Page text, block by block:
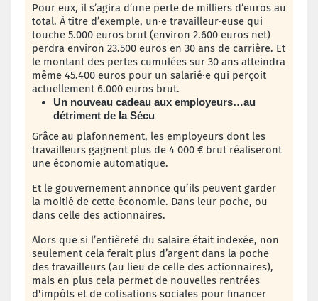
Pour eux, il s’agira d’une perte de milliers d’euros au
total. À titre d’exemple, un·e travailleur·euse qui
touche 5.000 euros brut (environ 2.600 euros net)
perdra environ 23.500 euros en 30 ans de carrière. Et
le montant des pertes cumulées sur 30 ans atteindra
même 45.400 euros pour un salarié·e qui perçoit
actuellement 6.000 euros brut.
Un nouveau cadeau aux employeurs…au
détriment de la Sécu
Grâce au plafonnement, les employeurs dont les
travailleurs gagnent plus de 4 000 € brut réaliseront
une économie automatique.
Et le gouvernement annonce qu’ils peuvent garder
la moitié de cette économie. Dans leur poche, ou
dans celle des actionnaires.
Alors que si l’entièreté du salaire était indexée, non
seulement cela ferait plus d’argent dans la poche
des travailleurs (au lieu de celle des actionnaires),
mais en plus cela permet de nouvelles rentrées
d'impôts et de cotisations sociales pour financer